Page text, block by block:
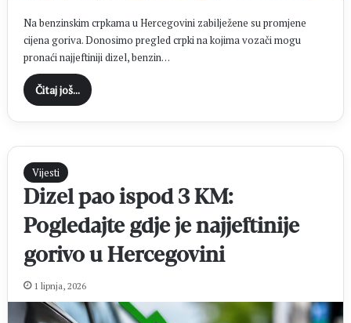
Na benzinskim crpkama u Hercegovini zabilježene su promjene
cijena goriva. Donosimo pregled crpki na kojima vozači mogu
pronaći najjeftiniji dizel, benzin…
Čitaj još...
Vijesti
Dizel pao ispod 3 KM:
Pogledajte gdje je najjeftinije
gorivo u Hercegovini
1 lipnja, 2026